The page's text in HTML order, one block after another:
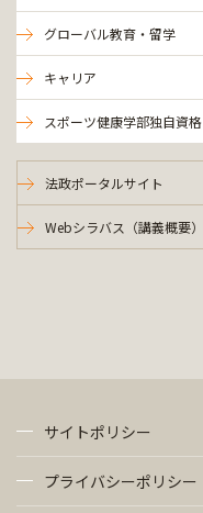
グローバル教育・留学
キャリア
スポーツ健康学部独自資格
法政ポータルサイト
Webシラバス（講義概要）
サイトポリシー
プライバシーポリシー